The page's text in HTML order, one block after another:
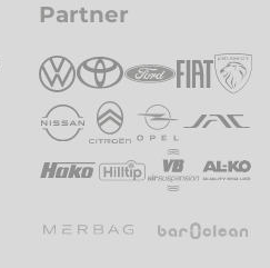
Partner